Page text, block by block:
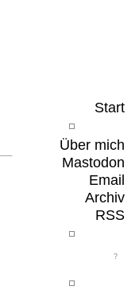
Start
Über mich
Mastodon
Email
Archiv
RSS